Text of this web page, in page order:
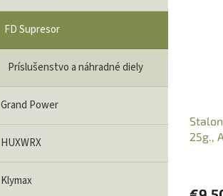
FD Supresor
Príslušenstvo a náhradné diely
Grand Power
HUXWRX
Klymax
25g.,